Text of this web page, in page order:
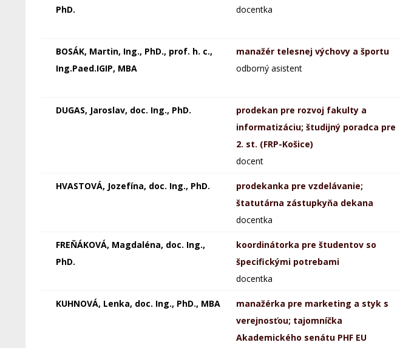
PhD.
docentka
BOSÁK, Martin, Ing., PhD., prof. h. c.,
Ing.Paed.IGIP, MBA
manažér telesnej výchovy a športu
odborný asistent
DUGAS, Jaroslav, doc. Ing., PhD.
prodekan pre rozvoj fakulty a
informatizáciu; študijný poradca pre
2. st. (FRP-Košice)
docent
HVASTOVÁ, Jozefína, doc. Ing., PhD.
prodekanka pre vzdelávanie;
štatutárna zástupkyňa dekana
docentka
FREŇÁKOVÁ, Magdaléna, doc. Ing.,
PhD.
koordinátorka pre študentov so
špecifickými potrebami
docentka
KUHNOVÁ, Lenka, doc. Ing., PhD., MBA
manažérka pre marketing a styk s
verejnosťou; tajomníčka
Akademického senátu PHF EU